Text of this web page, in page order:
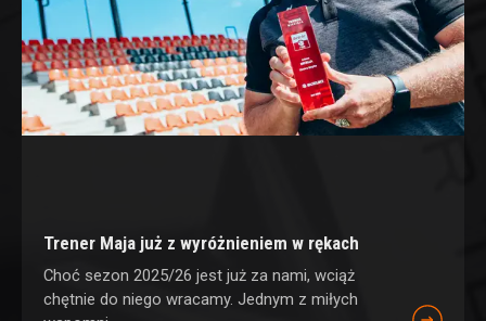
Trener Maja już z wyróżnieniem w rękach
Choć sezon 2025/26 jest już za nami, wciąż
chętnie do niego wracamy. Jednym z miłych